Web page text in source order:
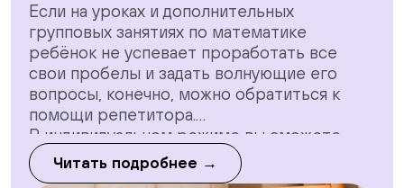
Если на уроках и дополнительных
групповых занятиях по математике
ребёнок не успевает проработать все
свои пробелы и задать волнующие его
вопросы, конечно, можно обратиться к
помощи репетитора.
В индивидуальном режиме вы сможете
решать сложные вопросы и более
подробно обсуждать их.
Читать подробнее →